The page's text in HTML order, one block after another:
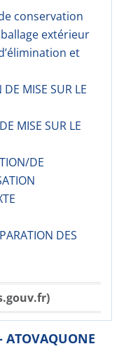
conservation
extérieur
et
DE MISE SUR LE
MISE SUR LE
DE
DES